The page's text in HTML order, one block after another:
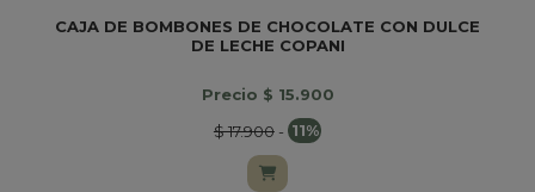
CAJA DE BOMBONES DE CHOCOLATE CON DULCE
DE LECHE COPANI
Precio $ 15.900
$ 17.900- 11%